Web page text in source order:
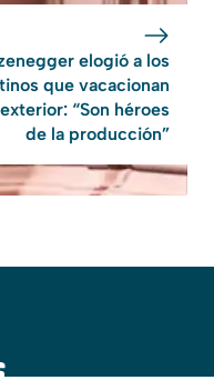
elogió a los
que vacacionan
“Son héroes
de la producción”